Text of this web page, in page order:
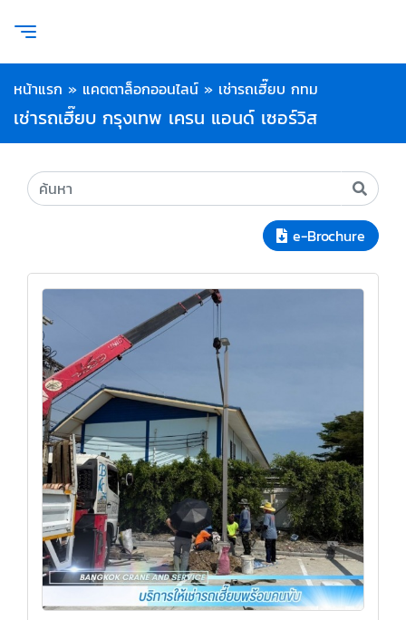
หน้าแรก » แคตตาล็อกออนไลน์ » เช่ารถเฮี๊ยบ กทม
เช่ารถเฮี๊ยบ กรุงเทพ เครน แอนด์ เซอร์วิส
e-Brochure